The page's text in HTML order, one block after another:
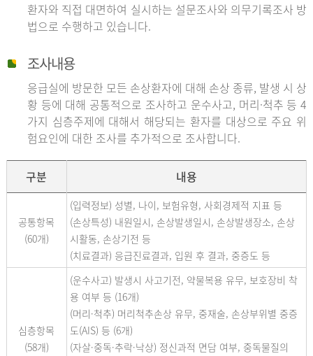
환자와 직접 대면하여 실시하는 설문조사와 의무기록조사 방
법으로 수행하고 있습니다.
조사내용
응급실에 방문한 모든 손상환자에 대해 손상 종류, 발생 시 상
황 등에 대해 공통적으로 조사하고 운수사고, 머리·척추 등 4
가지 심층주제에 대해서 해당되는 환자를 대상으로 주요 위
험요인에 대한 조사를 추가적으로 조사합니다.
구분 내용
공통항목
(60개)
(입력정보) 성별, 나이, 보험유형, 사회경제적 지표 등
(손상특성) 내원일시, 손상발생일시, 손상발생장소, 손상
시활동, 손상기전 등
(치료결과) 응급진료결과, 입원 후 결과, 중증도 등
심층항목
(58개)
(운수사고) 발생시 사고기전, 약물복용 유무, 보호장비 착
용 여부 등 (16개)
(머리·척추) 머리척추손상 유무, 중재술, 손상부위별 중증
도(AIS) 등 (6개)
(자살·중독·추락·낙상) 정신과적 면담 여부, 중독물질의